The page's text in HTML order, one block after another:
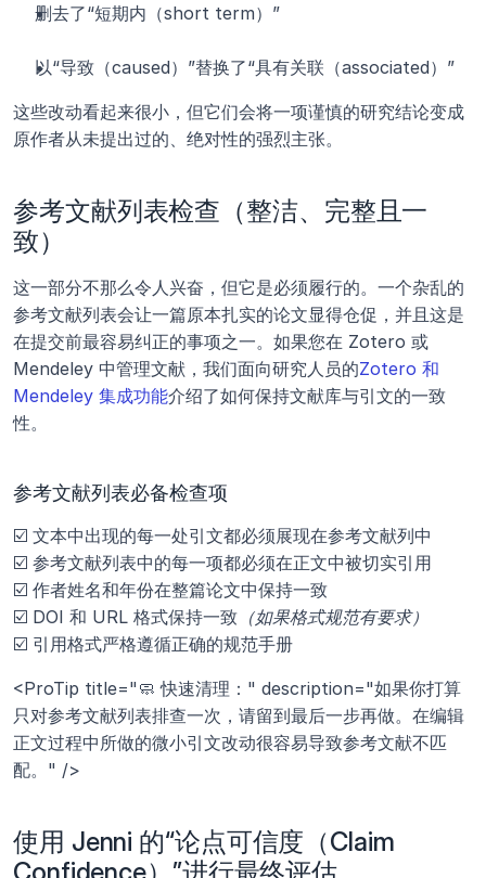
删去了“短期内（short term）”
以“导致（caused）”替换了“具有关联（associated）”
这些改动看起来很小，但它们会将一项谨慎的研究结论变成
原作者从未提出过的、绝对性的强烈主张。
参考文献列表检查（整洁、完整且一
致）
这一部分不那么令人兴奋，但它是必须履行的。一个杂乱的
参考文献列表会让一篇原本扎实的论文显得仓促，并且这是
在提交前最容易纠正的事项之一。如果您在 Zotero 或
Mendeley 中管理文献，我们面向研究人员的Zotero 和
Mendeley 集成功能介绍了如何保持文献库与引文的一致
性。
参考文献列表必备检查项
☑️ 文本中出现的每一处引文都必须展现在参考文献列中
☑️ 参考文献列表中的每一项都必须在正文中被切实引用
☑️ 作者姓名和年份在整篇论文中保持一致
☑️ DOI 和 URL 格式保持一致 （如果格式规范有要求）
☑️ 引用格式严格遵循正确的规范手册
<ProTip title="🧼 快速清理：" description="如果你打算
只对参考文献列表排查一次，请留到最后一步再做。在编辑
正文过程中所做的微小引文改动很容易导致参考文献不匹
配。" />
使用 Jenni 的“论点可信度（Claim